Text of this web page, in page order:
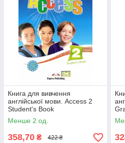
Книга для вивчення
англійської мови. Access 2
Student's Book
Менше 2 од.
358,70 ₴ 422 ₴